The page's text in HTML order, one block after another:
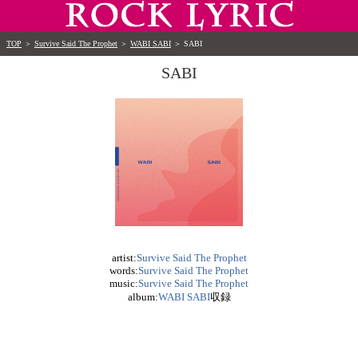
TOP ＞ Survive Said The Prophet ＞ WABI SABI ＞ SABI
SABI
artist:Survive Said The Prophet
words:Survive Said The Prophet
music:Survive Said The Prophet
album:WABI SABI収録